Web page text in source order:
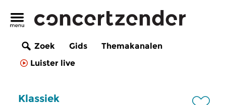
Zoek Gids
Themakanalen
Luister live
Klassiek